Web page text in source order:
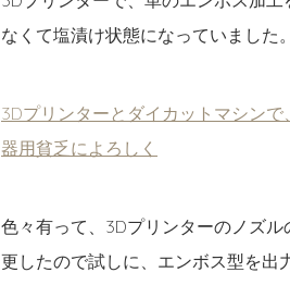
なくて塩漬け状態になっていました。
3Dプリンターとダイカットマシン
器用貧乏によろしく
色々有って、3Dプリンターのノズ
更したので試しに、エンボス型を出